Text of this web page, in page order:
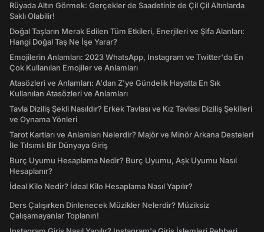
Rüyada Altın Görmek: Gerçekler de Saadetiniz de Çil Çil Altınlarda
Saklı Olabilir!
Doğal Taşların Merak Edilen Tüm Etkileri, Enerjileri ve Şifa Alanları:
Hangi Doğal Taş Ne İşe Yarar?
Emojilerin Anlamları: 2023 WhatsApp, Instagram ve Twitter'da En
Çok Kullanılan Emojiler ve Anlamları
Atasözleri ve Anlamları: A'dan Z'ye Gündelik Hayatta En Sık
Kullanılan Atasözleri ve Anlamları
Tavla Diziliş Şekli Nasıldır? Erkek Tavlası ve Kız Tavlası Diziliş Şekilleri
ve Oynama Yönleri
Tarot Kartları ve Anlamları Nelerdir? Majör ve Minör Arkana Desteleri
İle Tılsımlı Bir Dünyaya Giriş
Burç Uyumu Hesaplama Nedir? Burç Uyumu, Aşk Uyumu Nasıl
Hesaplanır?
İdeal Kilo Nedir? İdeal Kilo Hesaplama Nasıl Yapılır?
Ders Çalışırken Dinlenecek Müzikler Nelerdir? Müziksiz
Çalışamayanlar Toplanın!